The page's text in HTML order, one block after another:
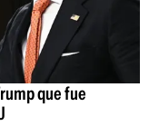
que fue